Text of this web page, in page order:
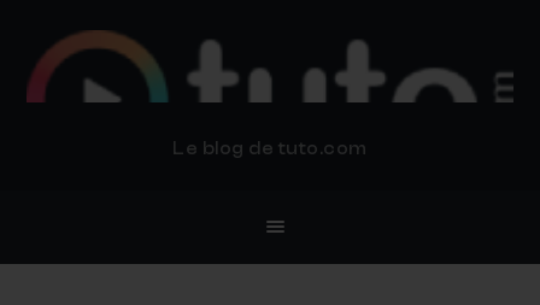
Le blog de tuto.com